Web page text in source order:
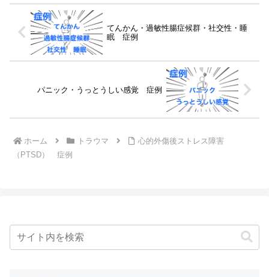
てんかん・過敏性腸症候群・社交性・睡
眠 症例
パニック・うっとうしい感覚 症例
ホーム トラウマ
心的外傷後ストレス障害
（PTSD） 症例